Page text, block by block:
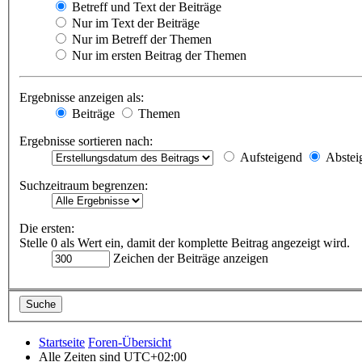
Betreff und Text der Beiträge
Nur im Text der Beiträge
Nur im Betreff der Themen
Nur im ersten Beitrag der Themen
Ergebnisse anzeigen als:
Beiträge
Themen
Ergebnisse sortieren nach:
Aufsteigend
Suchzeitraum begrenzen:
Die ersten:
Stelle 0 als Wert ein, damit der komplette Beitrag angezeigt wird.
Zeichen der Beiträge anzeigen
Startseite Foren-Übersicht
Alle Zeiten sind UTC+02:00